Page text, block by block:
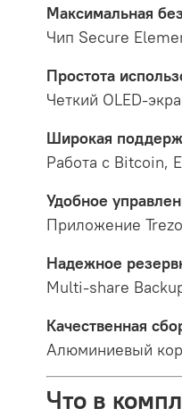
Максимальная
Чип Secure
Простота
Четкий OLED-
Широкая
Работа с Bitcoin,
Удобное
Приложение
Надежное
Multi-share
Качественная
Алюминиевый
Что в